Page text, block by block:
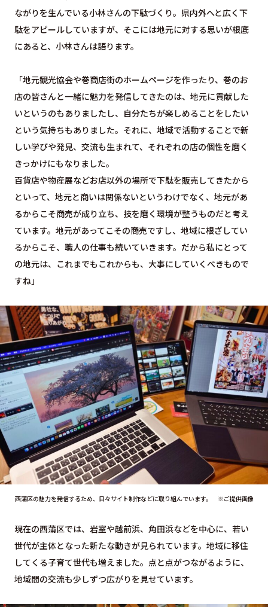
ながりを生んでいる小林さんの下駄づくり。県内外へと広く下
駄をアピールしていますが、そこには地元に対する思いが根底
にあると、小林さんは語ります。
「地元観光協会や巻商店街のホームページを作ったり、巻のお
店の皆さんと一緒に魅力を発信してきたのは、地元に貢献した
いというのもありましたし、自分たちが楽しめることをしたい
という気持ちもありました。それに、地域で活動することで新
しい学びや発見、交流も生まれて、それぞれの店の個性を磨く
きっかけにもなりました。
百貨店や物産展などお店以外の場所で下駄を販売してきたから
といって、地元と商いは関係ないというわけでなく、地元があ
るからこそ商売が成り立ち、技を磨く環境が整うものだと考え
ています。地元があってこその商売ですし、地域に根ざしてい
るからこそ、職人の仕事も続いていきます。だから私にとって
の地元は、これまでもこれからも、大事にしていくべきもので
すね」
西蒲区の魅力を発信するため、日々サイト制作などに取り組んでいます。 ※ご提供画像
現在の西蒲区では、岩室や越前浜、角田浜などを中心に、若い
世代が主体となった新たな動きが見られています。地域に移住
してくる子育て世代も増えました。点と点がつながるように、
地域間の交流も少しずつ広がりを見せています。